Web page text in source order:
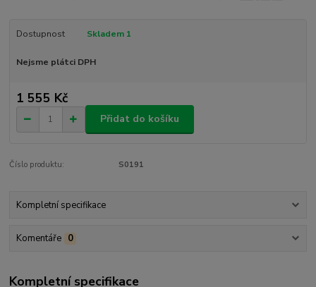
Dostupnost Skladem 1
Nejsme plátci DPH
1 555 Kč
Přidat do košíku
Číslo produktu: S0191
Kompletní specifikace
Komentáře 0
Kompletní specifikace